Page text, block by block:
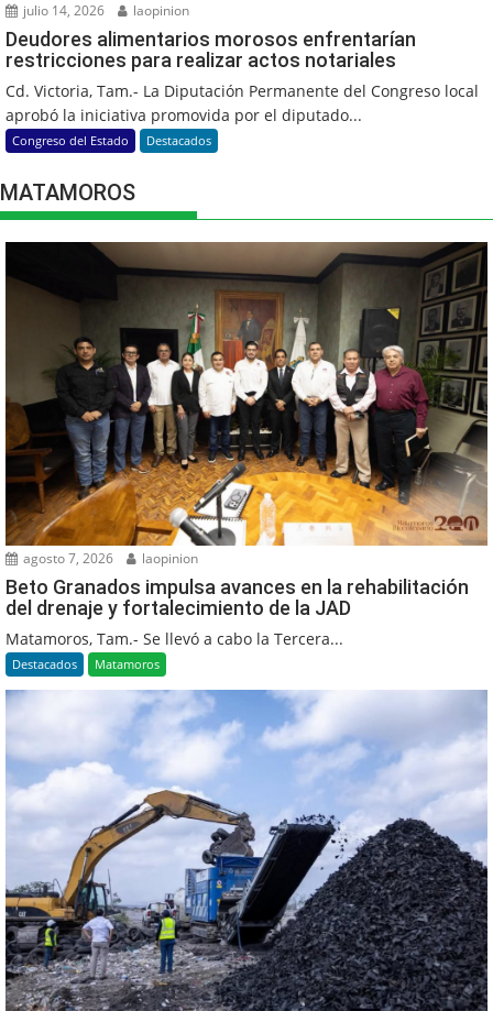
julio 14, 2026 laopinion
Deudores alimentarios morosos enfrentarían
restricciones para realizar actos notariales
Cd. Victoria, Tam.- La Diputación Permanente del Congreso local
aprobó la iniciativa promovida por el diputado...
Congreso del Estado Destacados
MATAMOROS
agosto 7, 2026 laopinion
Beto Granados impulsa avances en la rehabilitación
del drenaje y fortalecimiento de la JAD
Matamoros, Tam.- Se llevó a cabo la Tercera...
Destacados Matamoros